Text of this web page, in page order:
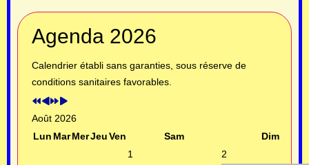
Agenda 2026
Calendrier établi sans garanties, sous réserve de
conditions sanitaires favorables.
Année
précédente
précédent
suivante
suivant
Août 2026
Lun MarMerJeuVen Sam
Dim
1
2